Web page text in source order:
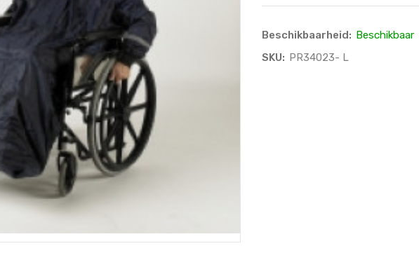
Beschikbaarheid: Beschikbaar
SKU: PR34023- L